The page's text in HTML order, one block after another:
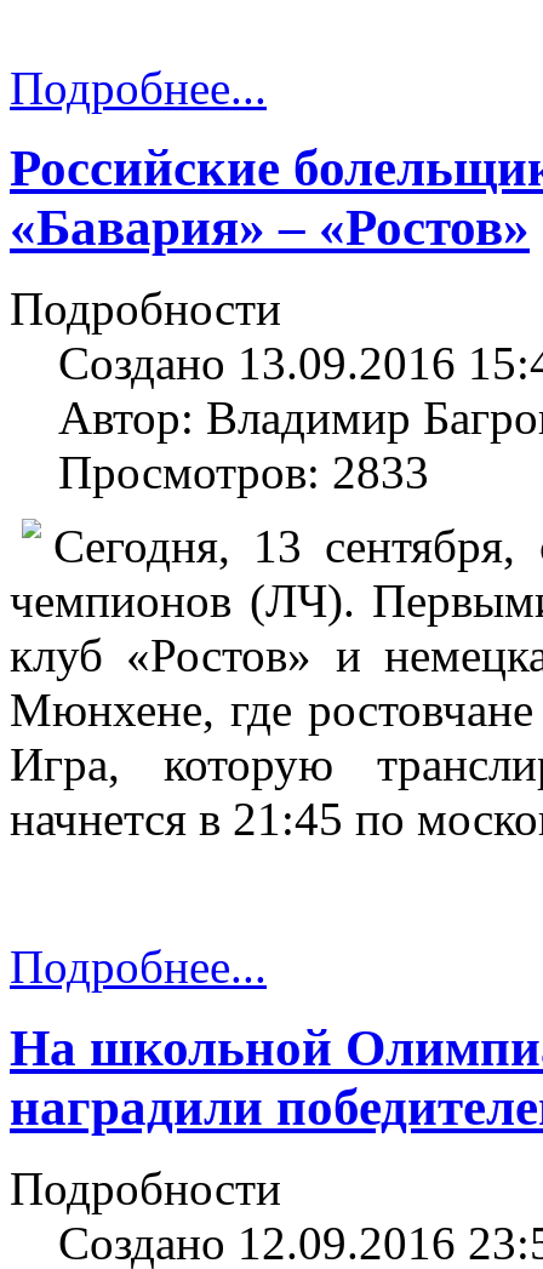
Подробнее...
Российские
«Бавария» – «Ростов»
Подробности
Создано 13.09.2016
Автор: Владимир
Просмотров: 2833
Сегодня, 13 сентября,
чемпионов (ЛЧ).
клуб «Ростов» и
Мюнхене, где
Игра, которую
начнется в 21:45 по
Подробнее...
На школьной
наградили
Подробности
Создано 12.09.2016